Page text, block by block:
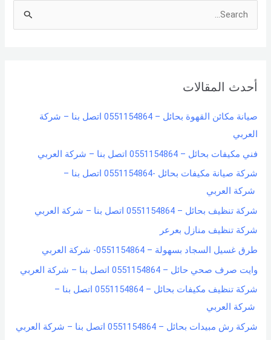
c
f
o
r
:
أحدث المقالات
صيانة مكائن القهوة بحائل – 0551154864 اتصل بنا – شركة
العربي
فني مكيفات بحائل – 0551154864 اتصل بنا – شركة العربي
شركة صيانة مكيفات بحائل -0551154864 اتصل بنا –
شركة العربي
شركة تنظيف بحائل – 0551154864 اتصل بنا – شركة العربي
شركة تنظيف منازل بعرعر
طرق غسيل السجاد بسهولة – 0551154864- شركة العربي
وايت صرف صحي حائل – 0551154864 اتصل بنا – شركة العربي
شركة تنظيف مكيفات بحائل – 0551154864 اتصل بنا –
شركة العربي
شركة رش مبيدات بحائل – 0551154864 اتصل بنا – شركة العربي